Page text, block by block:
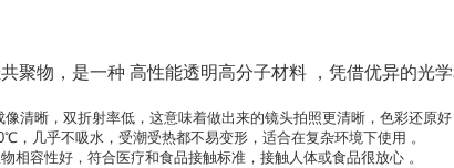
聚物，是一种 高性能透明高分子材料 ，凭借优异的光
清晰，双折射率低，这意味着做出来的镜头拍照更清晰，色彩还原好
，几乎不吸水，受潮受热都不易变形，适合在复杂环境下使用 。
相容性好，符合医疗和食品接触标准，接触人体或食品很放心 。